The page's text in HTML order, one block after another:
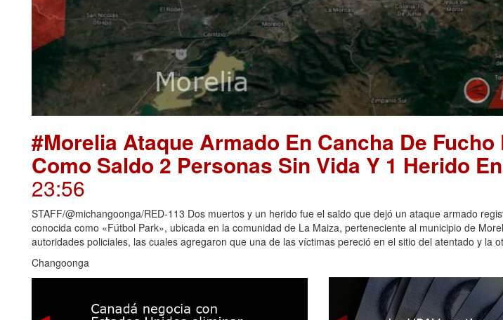
#Morelia Ataque Armado En Cancha De Fucho
Como Saldo 2 Personas Sin Vida Y 1 Herido
23:56
STAFF/@michangoonga/RED-113 Dos muertos y un herido fue el saldo que dejó un ataque armado
conocida como «Fútbol Park», ubicada en la comunidad de La Maiza, perteneciente al municipio de
autoridades policiales, las cuales agregaron que una de las víctimas pereció en el sitio del atentado y la
Changoonga